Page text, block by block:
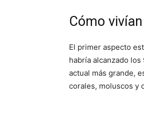
Cómo
El primer aspecto
habría alcanzado
actual más grande,
corales, moluscos y